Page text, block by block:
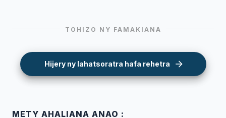
TOHIZO NY FAMAKIANA
Hijery ny lahatsoratra hafa rehetra
METY AHALIANA ANAO :